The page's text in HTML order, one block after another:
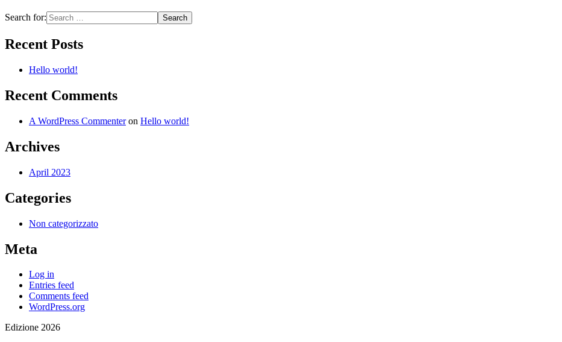
Search for:
Recent Posts
Hello world!
Recent Comments
A WordPress Commenteron Hello world!
Archives
April 2023
Categories
Non categorizzato
Meta
Log in
Entries feed
Comments feed
WordPress.org
Edizione 2026